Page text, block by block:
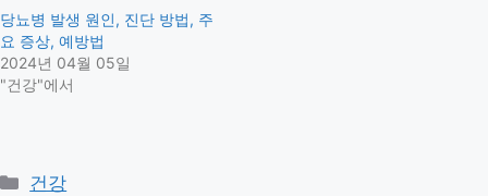
당뇨병 발생 원인, 진단 방법, 주
요 증상, 예방법
2024년 04월 05일
"건강"에서
Categories
건강